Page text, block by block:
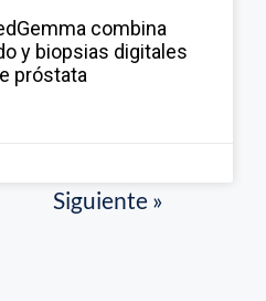
combina
y biopsias digitales
próstata
Siguiente »